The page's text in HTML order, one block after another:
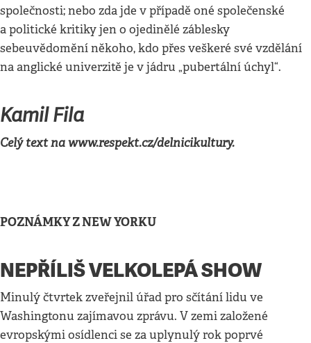
společnosti; nebo zda jde v případě oné společenské
a politické kritiky jen o ojedinělé záblesky
sebeuvědomění někoho, kdo přes veškeré své vzdělání
na anglické univerzitě je v jádru „pubertální úchyl“.
Kamil Fila
Celý text na www.respekt.cz/delnicikultury.
POZNÁMKY Z NEW YORKU
NEPŘÍLIŠ VELKOLEPÁ SHOW
Minulý čtvrtek zveřejnil úřad pro sčítání lidu ve
Washingtonu zajímavou zprávu. V zemi založené
evropskými osídlenci se za uplynulý rok poprvé